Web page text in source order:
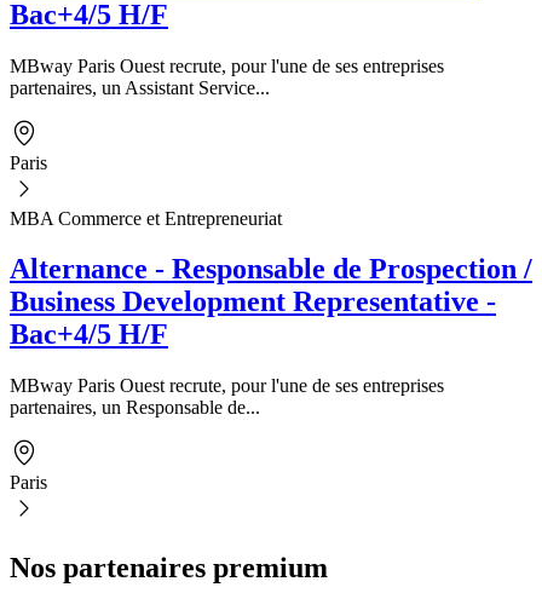
Bac+4/5 H/F
MBway Paris Ouest recrute, pour l'une de ses entreprises
partenaires, un Assistant Service...
Paris
MBA Commerce et Entrepreneuriat
Alternance - Responsable de Prospection /
Business Development Representative -
Bac+4/5 H/F
MBway Paris Ouest recrute, pour l'une de ses entreprises
partenaires, un Responsable de...
Paris
Nos partenaires premium